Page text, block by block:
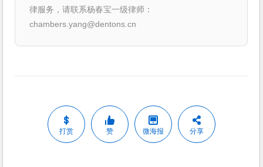
律服务，请联系杨春宝一级律师：
chambers.yang@dentons.cn
打赏 赞 微海报 分享